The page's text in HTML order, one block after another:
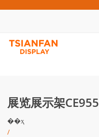
展览展示架CE955
��ҳ
/